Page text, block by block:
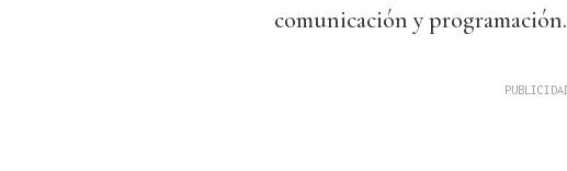
comunicación y programación.